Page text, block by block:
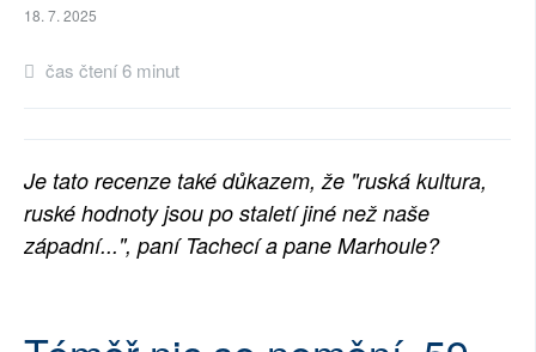
RUBRIKY
18. 7. 2025
čas čtení 6 minut
Je tato recenze také důkazem, že "ruská kultura,
ruské hodnoty jsou po staletí jiné než naše
západní...", paní Tachecí a pane Marhoule?